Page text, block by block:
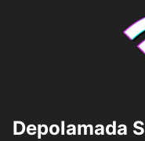
Depolamada